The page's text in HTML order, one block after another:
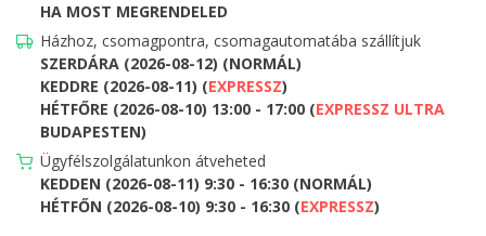
HA MOST MEGRENDELED
Házhoz, csomagpontra, csomagautomatába szállítjuk
SZERDÁRA (2026-08-12) (NORMÁL)
KEDDRE (2026-08-11) (EXPRESSZ)
HÉTFŐRE (2026-08-10) 13:00 - 17:00 (EXPRESSZ ULTRA
BUDAPESTEN)
Ügyfélszolgálatunkon átveheted
KEDDEN (2026-08-11) 9:30 - 16:30 (NORMÁL)
HÉTFŐN (2026-08-10) 9:30 - 16:30 (EXPRESSZ)